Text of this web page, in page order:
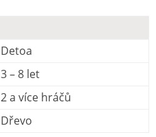
Detoa
3 – 8 let
2 a více hráčů
Dřevo